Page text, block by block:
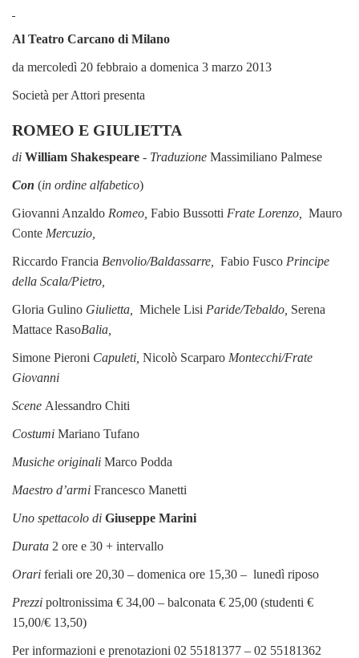
Al Teatro Carcano di Milano
da mercoledì 20 febbraio a domenica 3 marzo 2013
Società per Attori presenta
ROMEO E GIULIETTA
di William Shakespeare - Traduzione Massimiliano Palmese
Con (in ordine alfabetico)
Giovanni Anzaldo Romeo, Fabio Bussotti Frate Lorenzo,
Mauro
Conte Mercuzio,
Riccardo Francia Benvolio/Baldassarre, Fabio Fusco Principe
della Scala/Pietro,
Gloria Gulino Giulietta, Michele Lisi Paride/Tebaldo, Serena
Mattace RasoBalia,
Simone Pieroni Capuleti, Nicolò Scarparo Montecchi/Frate
Giovanni
Scene Alessandro Chiti
Costumi Mariano Tufano
Musiche originali Marco Podda
Maestro d’armi Francesco Manetti
Uno spettacolo di Giuseppe Marini
Durata 2 ore e 30 + intervallo
Orari feriali ore 20,30 – domenica ore 15,30 – lunedì riposo
Prezzi poltronissima € 34,00 – balconata € 25,00 (studenti €
15,00/€ 13,50)
Per informazioni e prenotazioni 02 55181377 – 02 55181362